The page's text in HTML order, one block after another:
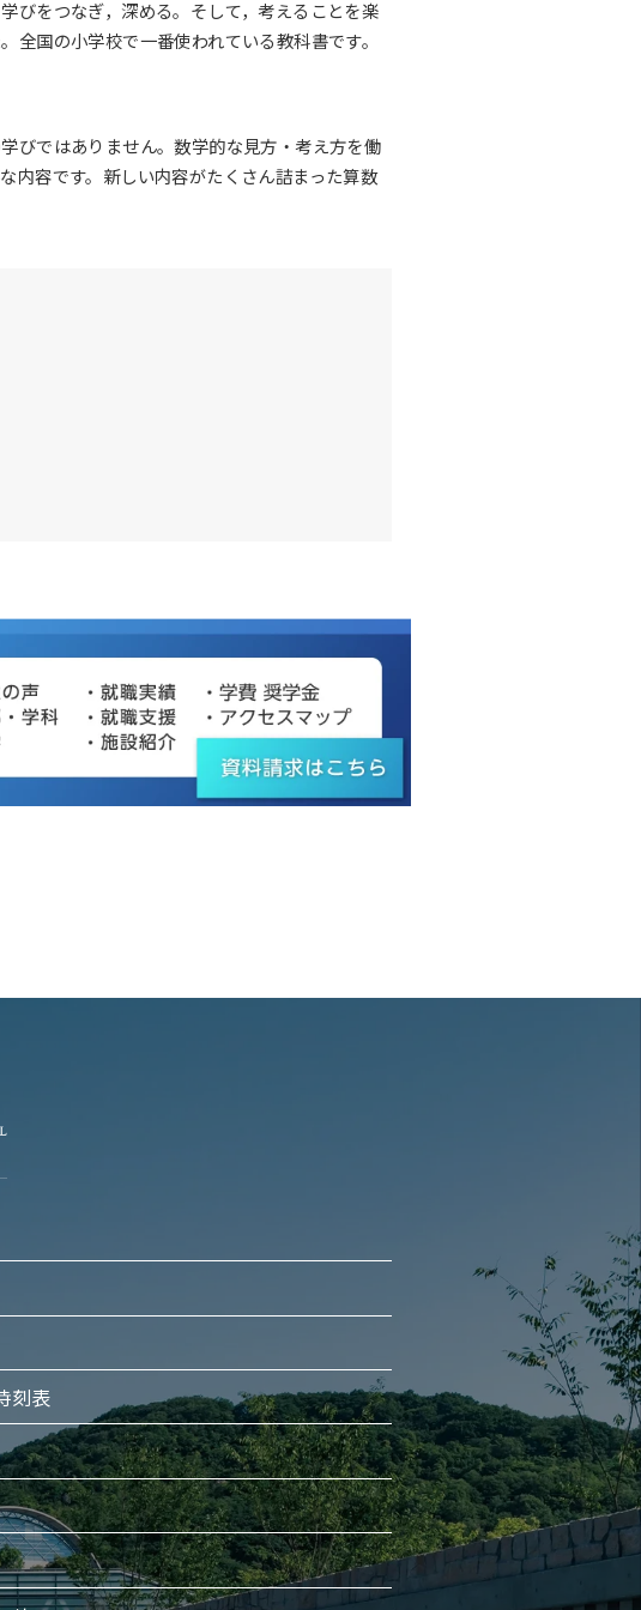
びをつなぎ，深める。そして，考えることを楽
全国の小学校で一番使われている教科書です。
びではありません。数学的な見方・考え方を働
内容です。新しい内容がたくさん詰まった算数
刻表